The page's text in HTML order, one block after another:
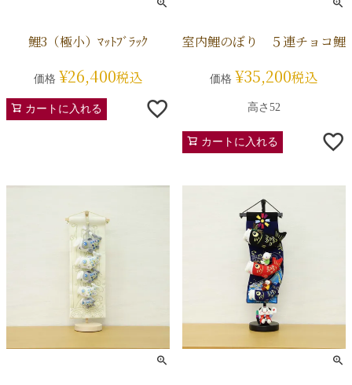
鯉3（極小）ﾏｯﾄﾌﾞﾗｯｸ
価格 ¥26,400税込
カートに入れる
室内鯉のぼり ５連チョコ鯉
価格 ¥35,200税込
高さ52
カートに入れる